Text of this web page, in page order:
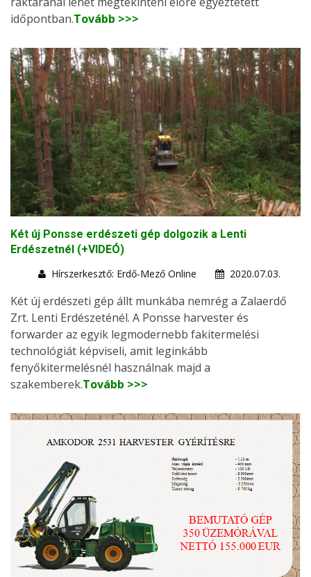
időpontban.Tovább >>>
Két új Ponsse erdészeti gép dolgozik a Lenti
Erdészetnél (+VIDEÓ)
Hírszerkesztő: Erdő-Mező Online
2020.07.03.
Két új erdészeti gép állt munkába nemrég a Zalaerdő
Zrt. Lenti Erdészeténél. A Ponsse harvester és
forwarder az egyik legmodernebb fakitermelési
technológiát képviseli, amit leginkább
fenyőkitermelésnél használnak majd a
szakemberek.Tovább >>>